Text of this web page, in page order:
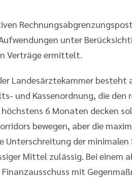
unter
Verträge ermittelt.
Landesärztekammer
und Kassenordnung, die
6 Monaten decken
bewegen, aber die
Unterschreitung der
Mittel zulässig. Bei einem
mit